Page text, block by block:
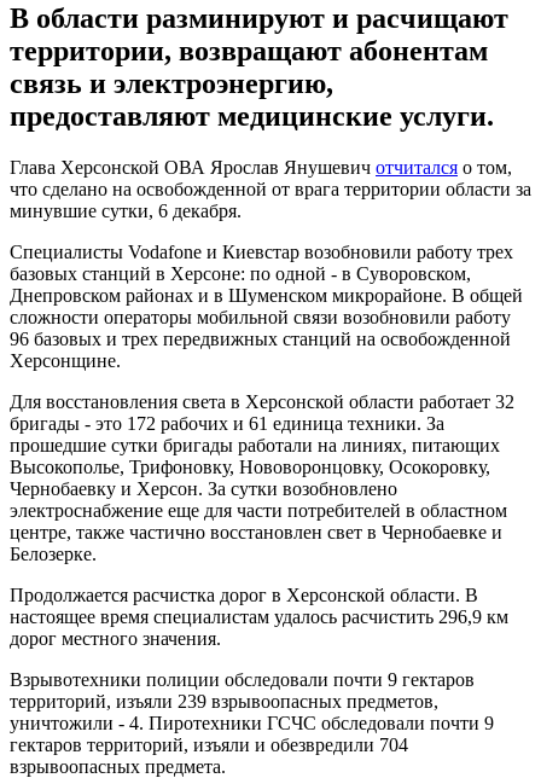
В области разминируют и расчищают
территории, возвращают абонентам
связь и электроэнергию,
предоставляют медицинские услуги.
Глава Херсонской ОВА Ярослав Янушевич отчитался о том,
что сделано на освобожденной от врага территории области за
минувшие сутки, 6 декабря.
Специалисты Vodafone и Киевстар возобновили работу трех
базовых станций в Херсоне: по одной - в Суворовском,
Днепровском районах и в Шуменском микрорайоне. В общей
сложности операторы мобильной связи возобновили работу
96 базовых и трех передвижных станций на освобожденной
Херсонщине.
Для восстановления света в Херсонской области работает 32
бригады - это 172 рабочих и 61 единица техники. За
прошедшие сутки бригады работали на линиях, питающих
Высокополье, Трифоновку, Нововоронцовку, Осокоровку,
Чернобаевку и Херсон. За сутки возобновлено
электроснабжение еще для части потребителей в областном
центре, также частично восстановлен свет в Чернобаевке и
Белозерке.
Продолжается расчистка дорог в Херсонской области. В
настоящее время специалистам удалось расчистить 296,9 км
дорог местного значения.
Взрывотехники полиции обследовали почти 9 гектаров
территорий, изъяли 239 взрывоопасных предметов,
уничтожили - 4. Пиротехники ГСЧС обследовали почти 9
гектаров территорий, изъяли и обезвредили 704
взрывоопасных предмета.